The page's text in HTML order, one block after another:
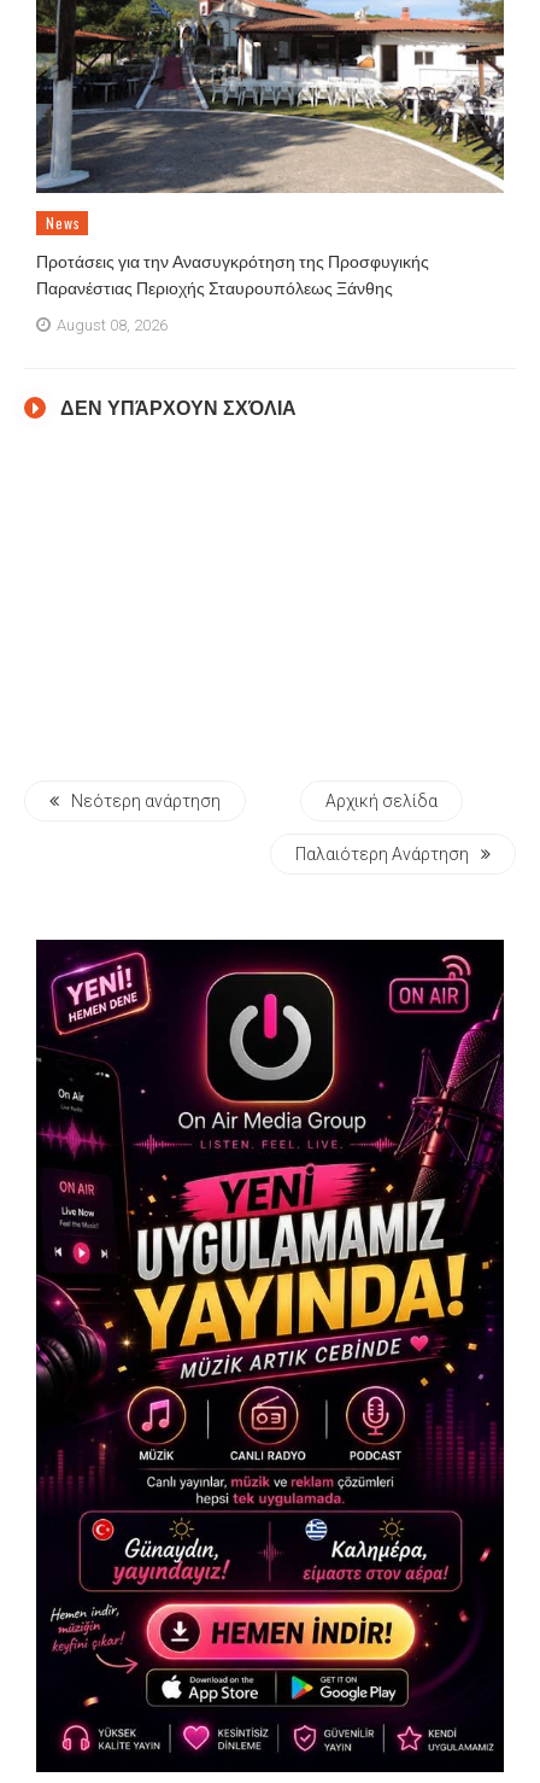
News
Προτάσεις για την Ανασυγκρότηση της Προσφυγικής
Παρανέστιας Περιοχής Σταυρουπόλεως Ξάνθης
August 08, 2026
ΔΕΝ ΥΠΆΡΧΟΥΝ ΣΧΌΛΙΑ
Νεότερη ανάρτηση Αρχική σελίδα
Παλαιότερη Ανάρτηση